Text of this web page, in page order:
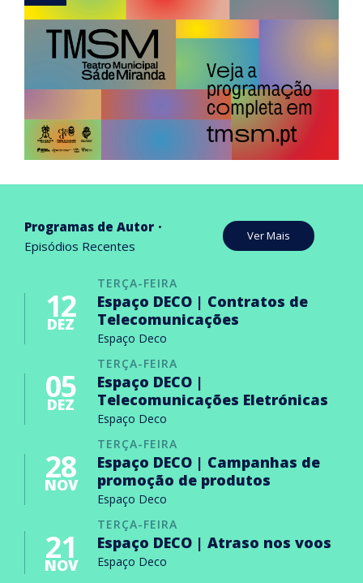
Programas de Autor
Episódios Recentes
Ver Mais
TERÇA-FEIRA
12
DEZ
Espaço DECO | Contratos de
Telecomunicações
Espaço Deco
TERÇA-FEIRA
05
DEZ
Espaço DECO |
Telecomunicações Eletrónicas
Espaço Deco
TERÇA-FEIRA
28
NOV
Espaço DECO | Campanhas de
promoção de produtos
Espaço Deco
TERÇA-FEIRA
21
NOV
Espaço DECO | Atraso nos voos
Espaço Deco